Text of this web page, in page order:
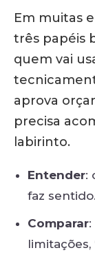
Em muitas
três papéis
quem vai
aprova
precisa
labirinto.
Entender:
faz sentido.
Comparar
limitações,